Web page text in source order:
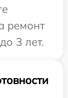
ремонт
3 лет.